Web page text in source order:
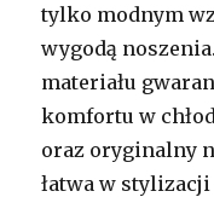
tylko modnym
wygodą
materiału
komfortu w
oraz oryginalny
łatwa w